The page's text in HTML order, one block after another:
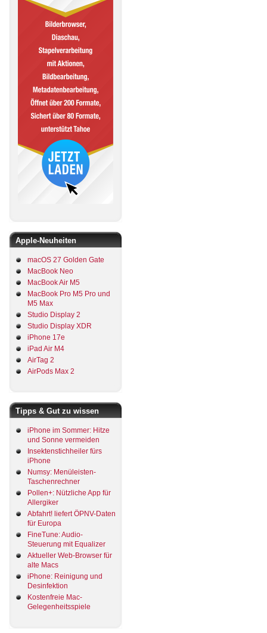
Apple-Neuheiten
macOS 27 Golden Gate
MacBook Neo
MacBook Air M5
MacBook Pro M5 Pro und
M5 Max
Studio Display 2
Studio Display XDR
iPhone 17e
iPad Air M4
AirTag 2
AirPods Max 2
Tipps & Gut zu wissen
iPhone im Sommer: Hitze
und Sonne vermeiden
Insektenstichheiler fürs
iPhone
Numsy: Menüleisten-
Taschenrechner
Pollen+: Nützliche App für
Allergiker
Abfahrt! liefert ÖPNV-Daten
für Europa
FineTune: Audio-
Steuerung mit Equalizer
Aktueller Web-Browser für
alte Macs
iPhone: Reinigung und
Desinfektion
Kostenfreie Mac-
Gelegenheitsspiele